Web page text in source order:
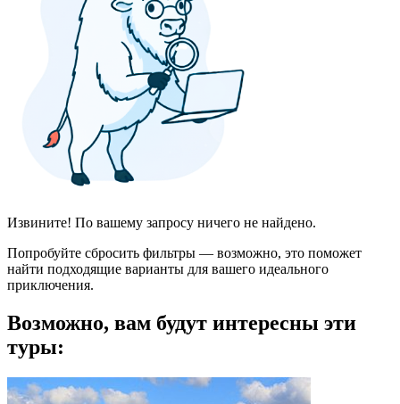
Извините! По вашему запросу ничего не найдено.
Попробуйте сбросить фильтры — возможно, это поможет
найти подходящие варианты для вашего идеального
приключения.
Возможно, вам будут интересны эти
туры: